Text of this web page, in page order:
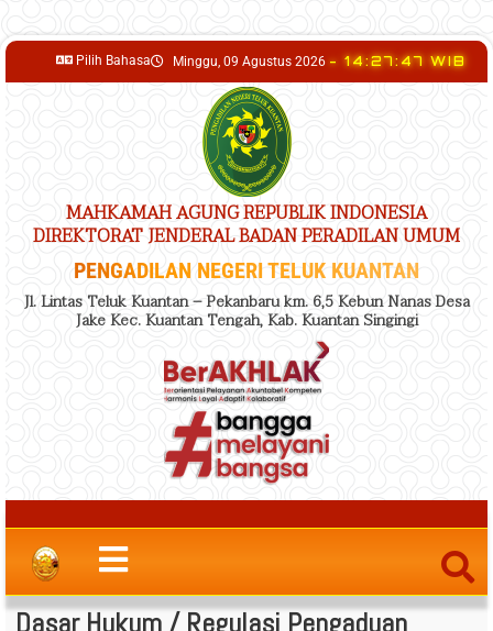
Minggu, 09 Agustus 2026 - 14:27:47 WIB
Pilih Bahasa
MAHKAMAH AGUNG REPUBLIK INDONESIA
DIREKTORAT JENDERAL BADAN PERADILAN UMUM
PENGADILAN NEGERI TELUK KUANTAN
Jl. Lintas Teluk Kuantan – Pekanbaru km. 6,5 Kebun Nanas Desa
Jake Kec. Kuantan Tengah, Kab. Kuantan Singingi